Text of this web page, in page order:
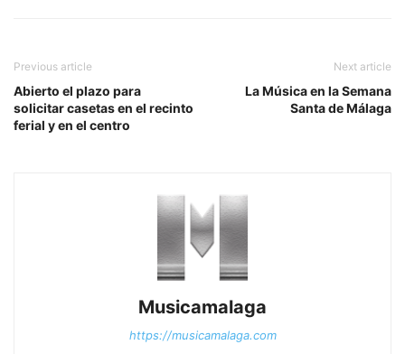
Previous article
Abierto el plazo para
solicitar casetas en el recinto
ferial y en el centro
Next article
La Música en la Semana
Santa de Málaga
Musicamalaga
https://musicamalaga.com